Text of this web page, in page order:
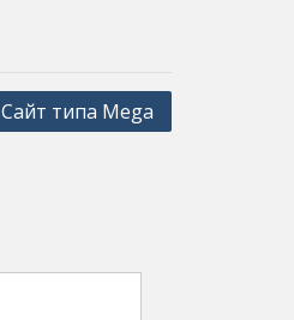
Сайт типа Mega